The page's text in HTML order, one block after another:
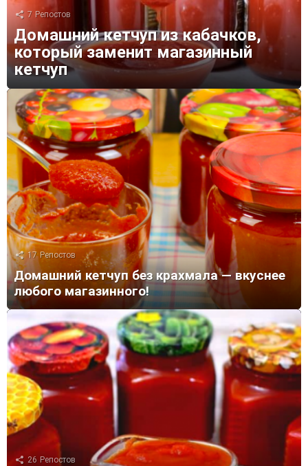
7 Репостов
Домашний кетчуп из кабачков,
который заменит магазинный
кетчуп
17 Репостов
Домашний кетчуп без крахмала — вкуснее
любого магазинного!
26 Репостов